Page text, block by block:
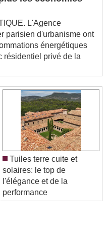
les économies
L'Agence
parisien d'urbanisme ont
énergétiques
privé de la
Tuiles terre cuite et
solaires: le top de
l'élégance et de la
performance